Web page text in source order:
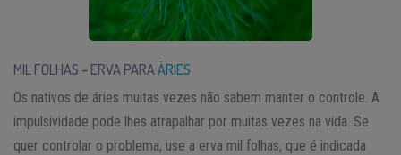
MIL FOLHAS – ERVA PARA ÁRIES
Os nativos de áries muitas vezes não sabem manter o controle. A
impulsividade pode lhes atrapalhar por muitas vezes na vida. Se
quer controlar o problema, use a erva mil folhas, que é indicada